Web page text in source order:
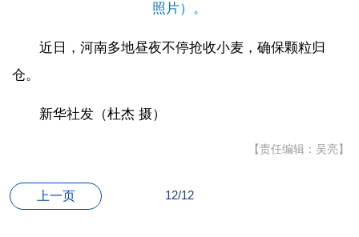
照片）。
近日，河南多地昼夜不停抢收小麦，确保颗粒归
仓。
新华社发（杜杰 摄）
【责任编辑：吴亮】
上一页 12/12